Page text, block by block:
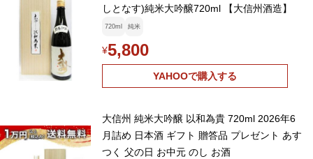
しとなす)純米大吟醸720ml 【大信州酒造】
720ml 純米
¥5,800
YAHOOで購入する
大信州 純米大吟醸 以和為貴 720ml 2026年6
月詰め 日本酒 ギフト 贈答品 プレゼント あす
つく 父の日 お中元 のし お酒